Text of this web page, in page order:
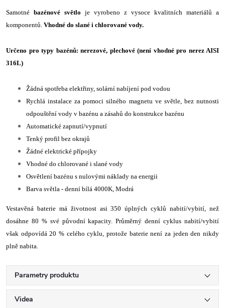
Samotné bazénové světlo je vyrobeno z vysoce kvalitních materiálů a
komponentů. Vhodné do slané i chlorované vody.
Určeno pro typy bazénů: nerezové, plechové (není vhodné pro nerez AISI
316L)
Žádná spotřeba elektřiny, solární nabíjení pod vodou
Rychlá instalace za pomoci silného magnetu ve světle, bez nutnosti
odpouštění vody v bazénu a zásahů do konstrukce bazénu
Automatické zapnutí/vypnutí
Tenký profil bez okrajů
Žádné elektrické přípojky
Vhodné do chlorované i slané vody
Osvětlení bazénu s nulovými náklady na energii
Barva světla - denní bílá 4000K, Modrá
Vestavěná baterie má životnost asi 350 úplných cyklů nabití/vybití, než
dosáhne 80 % své původní kapacity. Průměrný denní cyklus nabití/vybití
však odpovídá 20 % celého cyklu, protože baterie není za jeden den nikdy
plně nabita.
Parametry produktu
Videa